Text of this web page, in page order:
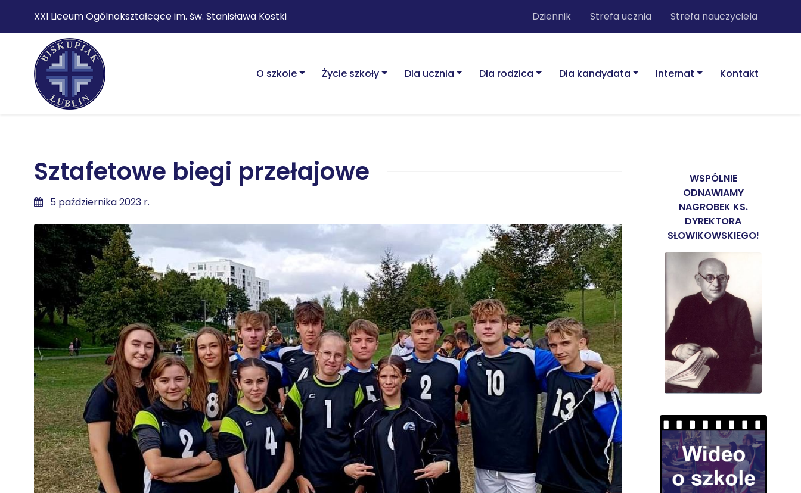
XXI Liceum Ogólnokształcące im. św. Stanisława Kostki Dziennik Strefa ucznia Strefa nauczyciela
O szkole Życie szkoły Dla ucznia Dla rodzica Dla kandydata Internat Kontakt
Sztafetowe biegi przełajowe
5 października 2023 r.
WSPÓLNIE
ODNAWIAMY
NAGROBEK KS.
DYREKTORA
SŁOWIKOWSKIEGO!